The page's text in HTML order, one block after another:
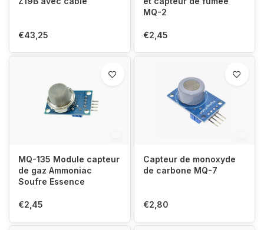
€43,25
MQ-2
€2,45
MQ-135 Module capteur
de gaz Ammoniac
Soufre Essence
€2,45
Capteur de monoxyde
de carbone MQ-7
€2,80